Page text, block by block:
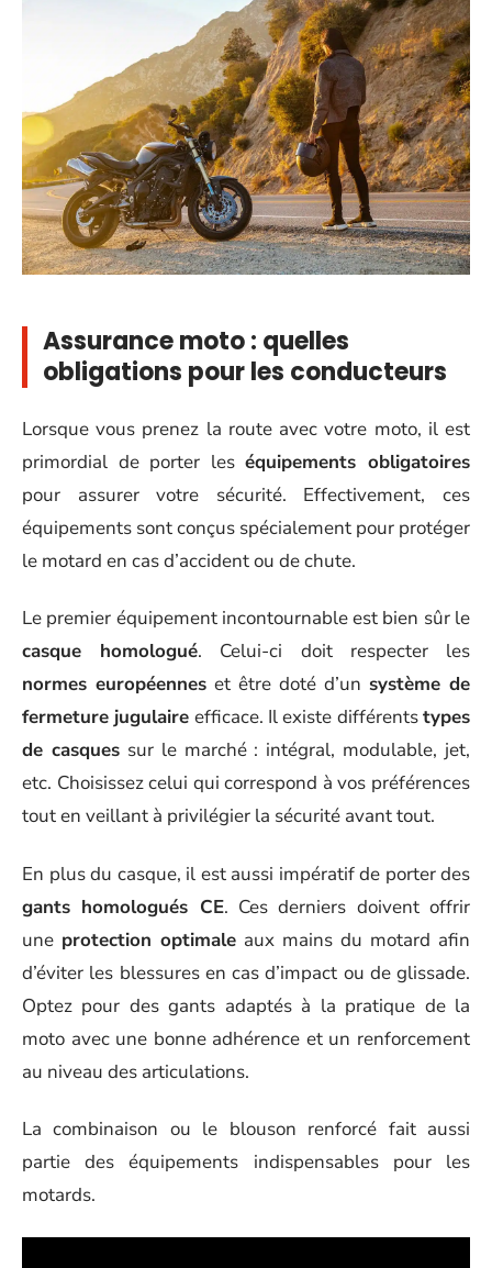
Assurance moto : quelles
obligations pour les conducteurs
Lorsque vous prenez la route avec votre moto, il est
primordial de porter leséquipements obligatoires
pour assurer votre sécurité. Effectivement, ces
équipements sont conçus spécialement pour protéger
le motard en cas d’accident ou de chute.
Le premier équipement incontournable est bien sûr le
casque homologué. Celui-ci doit respecter les
normes européennes et être doté d’un système de
fermeture jugulaire efficace. Il existe différentstypes
de casquessur le marché : intégral, modulable, jet,
etc. Choisissez celui qui correspond à vos préférences
tout en veillant à privilégier la sécurité avant tout.
En plus du casque, il est aussi impératif de porter des
gants homologués CE. Ces derniers doivent offrir
une protection optimale aux mains du motard afin
d’éviter les blessures en cas d’impact ou de glissade.
Optez pour des gants adaptés à la pratique de la
moto avec une bonne adhérence et un renforcement
au niveau des articulations.
La combinaison ou le blouson renforcé fait aussi
partie des équipements indispensables pour les
motards.